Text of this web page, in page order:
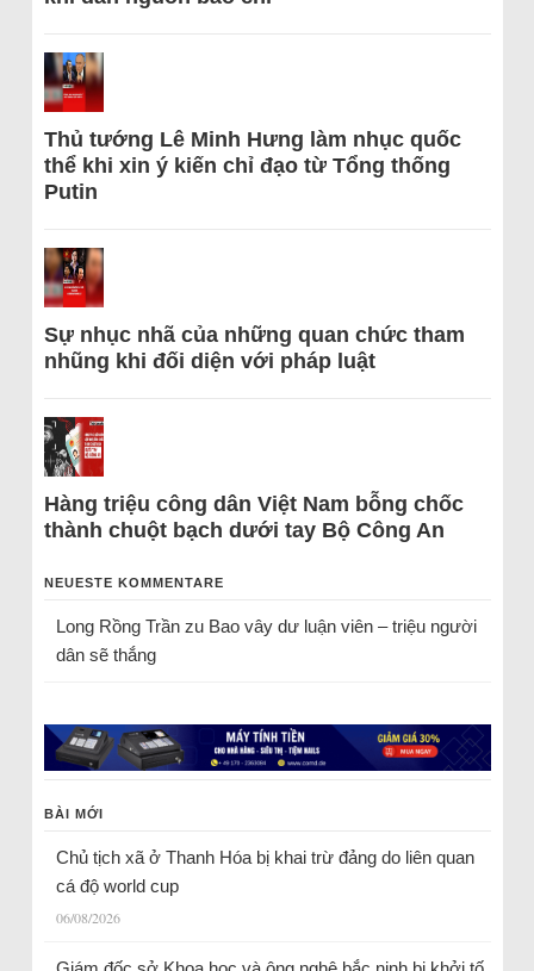
Thủ tướng Lê Minh Hưng làm nhục quốc
thể khi xin ý kiến chỉ đạo từ Tổng thống
Putin
Sự nhục nhã của những quan chức tham
nhũng khi đối diện với pháp luật
Hàng triệu công dân Việt Nam bỗng chốc
thành chuột bạch dưới tay Bộ Công An
NEUESTE KOMMENTARE
Long Rồng Trầnzu Bao vây dư luận viên – triệu người
dân sẽ thắng
BÀI MỚI
Chủ tịch xã ở Thanh Hóa bị khai trừ đảng do liên quan
cá độ world cup
06/08/2026